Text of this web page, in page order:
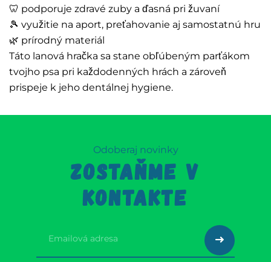
🦷 podporuje zdravé zuby a ďasná pri žuvaní
🎾 využitie na aport, preťahovanie aj samostatnú hru
🌿 prírodný materiál
Táto lanová hračka sa stane obľúbeným parťákom
tvojho psa pri každodenných hrách a zároveň
prispeje k jeho dentálnej hygiene.
Odoberaj novinky
ZOSTAŇME V
KONTAKTE